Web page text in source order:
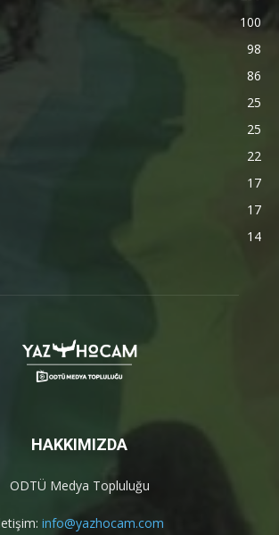
100
98
86
25
25
22
17
17
14
HAKKIMIZDA
ODTÜ Medya Topluluğu
info@yazhocam.com